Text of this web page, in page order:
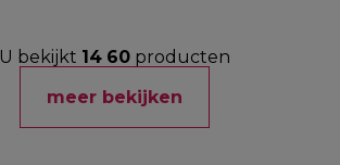
U bekijkt 14 60producten
meer bekijken